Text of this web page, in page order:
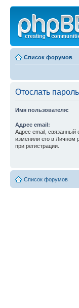
Список форумов
Отослать пароль
Имя пользователя:
Адрес email:
Адрес email, связанный
изменили его в Личном
при регистрации.
Список форумов